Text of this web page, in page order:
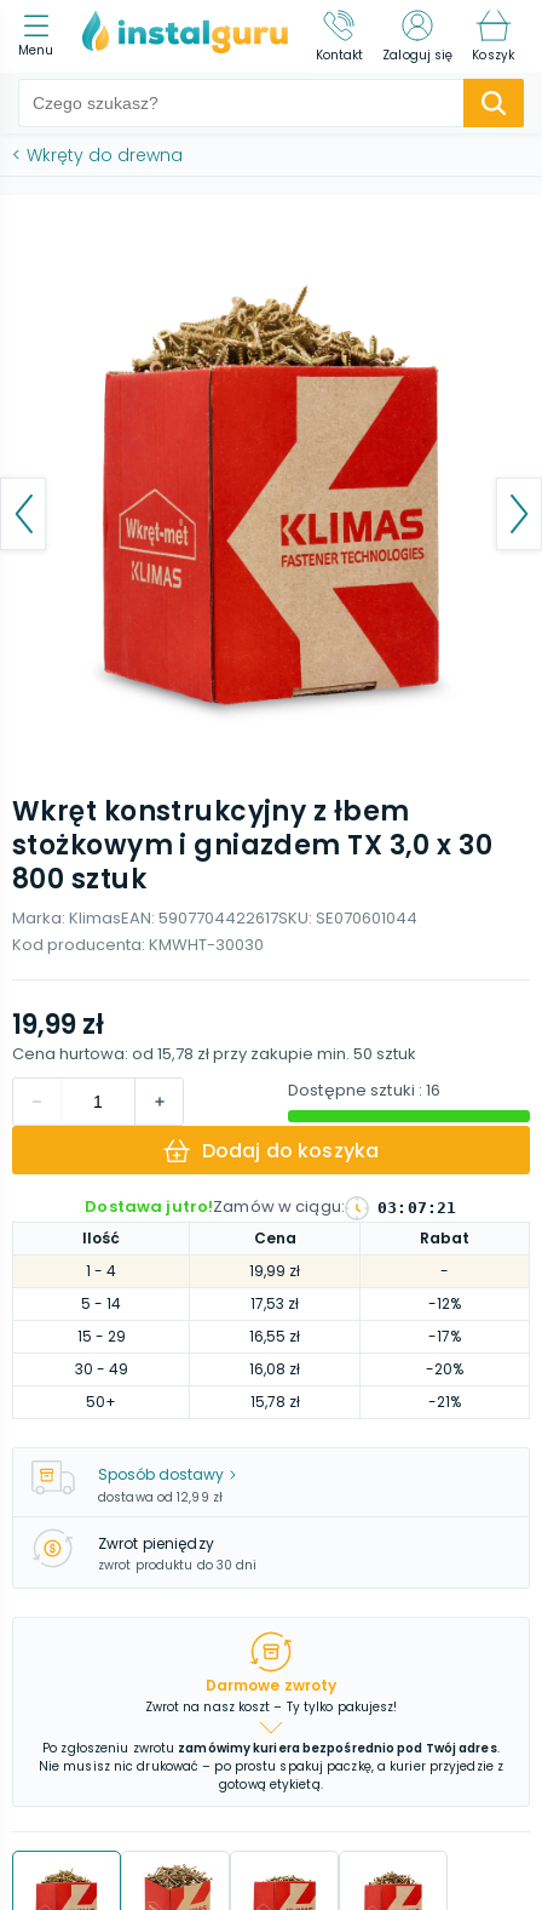
Menu Kontakt Zaloguj się Koszyk
< Wkręty do drewna
Wkręt konstrukcyjny z łbem
stożkowym i gniazdem TX 3,0 x 30
800 sztuk
Marka: KlimasEAN: 5907704422617SKU: SE070601044
Kod producenta: KMWHT-30030
Ilość Cena
Rabat
1 - 4 19,99 zł
-
5 - 14 17,53 zł
-12%
15 - 29 16,55 zł
-17%
30 - 49 16,08 zł
-20%
50+ 15,78 zł -21%
19,99 zł
Cena hurtowa: od 15,78 złprzy zakupie min. 50 sztuk
Dostępne sztuki : 16
Dodaj do koszyka
Dostawa jutro!Zamów w ciągu: 03 : 07 :19
Sposób dostawy
dostawa od 12,99 zł
Zwrot pieniędzy
zwrot produktu do 30 dni
Darmowe zwroty
Zwrot na nasz koszt – Ty tylko pakujesz!
Po zgłoszeniu zwrotu zamówimy kuriera bezpośrednio pod Twój adres.
Nie musisz nic drukować – po prostu spakuj paczkę, a kurier przyjedzie z
gotową etykietą.